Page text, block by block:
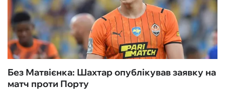
Без Матвієнка: Шахтар опублікував заявку на
матч проти Порту